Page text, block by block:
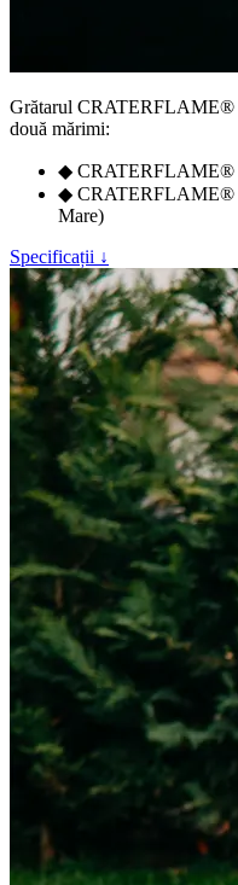
Grătarul CRATERFLAME®
două mărimi:
◆ CRATERFLAME®
◆ CRATERFLAME®
Mare)
Specificații ↓